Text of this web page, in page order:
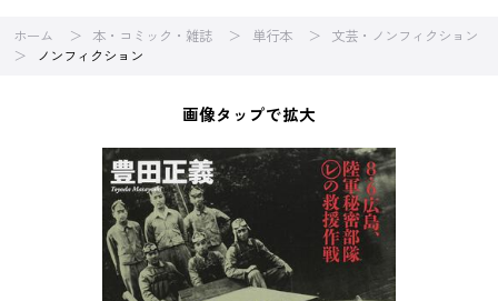
ホーム 本・コミック・雑誌 単行本
文芸・ノンフィクション
ノンフィクション
画像タップで拡大